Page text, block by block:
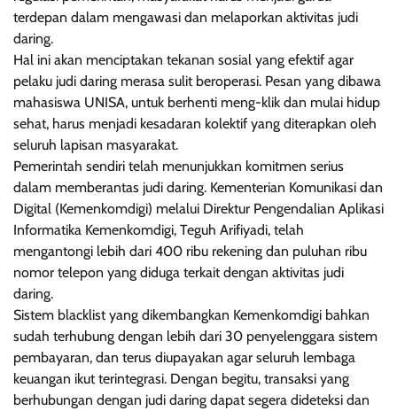
terdepan dalam mengawasi dan melaporkan aktivitas judi
daring.
Hal ini akan menciptakan tekanan sosial yang efektif agar
pelaku judi daring merasa sulit beroperasi. Pesan yang dibawa
mahasiswa UNISA, untuk berhenti meng-klik dan mulai hidup
sehat, harus menjadi kesadaran kolektif yang diterapkan oleh
seluruh lapisan masyarakat.
Pemerintah sendiri telah menunjukkan komitmen serius
dalam memberantas judi daring. Kementerian Komunikasi dan
Digital (Kemenkomdigi) melalui Direktur Pengendalian Aplikasi
Informatika Kemenkomdigi, Teguh Arifiyadi, telah
mengantongi lebih dari 400 ribu rekening dan puluhan ribu
nomor telepon yang diduga terkait dengan aktivitas judi
daring.
Sistem blacklist yang dikembangkan Kemenkomdigi bahkan
sudah terhubung dengan lebih dari 30 penyelenggara sistem
pembayaran, dan terus diupayakan agar seluruh lembaga
keuangan ikut terintegrasi. Dengan begitu, transaksi yang
berhubungan dengan judi daring dapat segera dideteksi dan